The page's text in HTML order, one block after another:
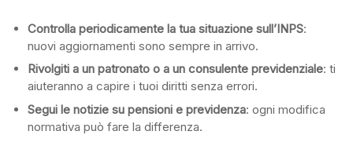
Controlla periodicamente la tua situazione sull’INPS:
nuovi aggiornamenti sono sempre in arrivo.
Rivolgiti a un patronato o a un consulente previdenziale: ti
aiuteranno a capire i tuoi diritti senza errori.
Segui le notizie su pensioni e previdenza: ogni modifica
normativa può fare la differenza.